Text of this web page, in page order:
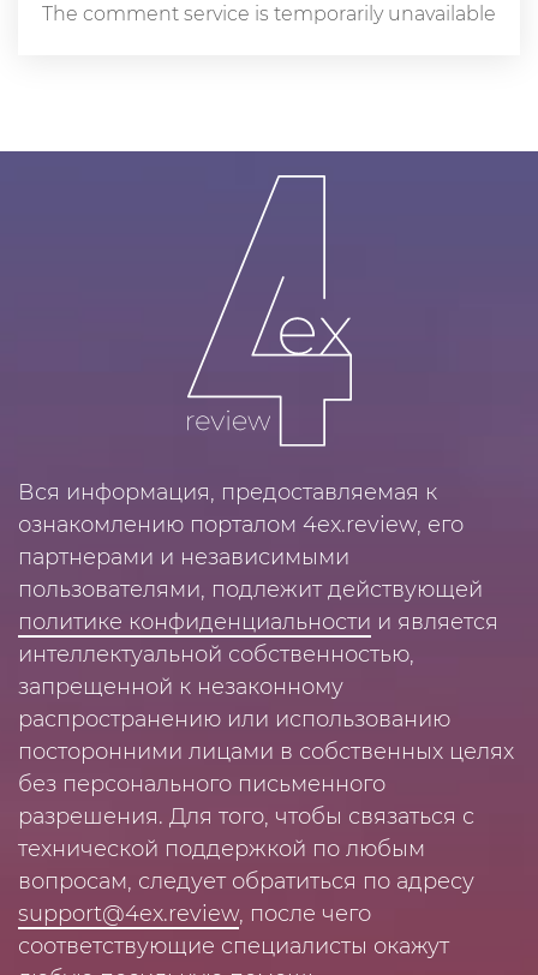
The comment service is temporarily unavailable
Вся информация, предоставляемая к
ознакомлению порталом 4ex.review, его
партнерами и независимыми
пользователями, подлежит действующей
политике конфиденциальности и является
интеллектуальной собственностью,
запрещенной к незаконному
распространению или использованию
посторонними лицами в собственных целях
без персонального письменного
разрешения. Для того, чтобы связаться с
технической поддержкой по любым
вопросам, следует обратиться по адресу
support@4ex.review, после чего
соответствующие специалисты окажут